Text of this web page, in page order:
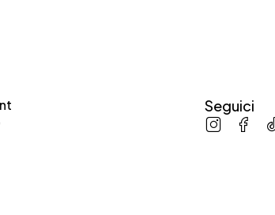
Seguici